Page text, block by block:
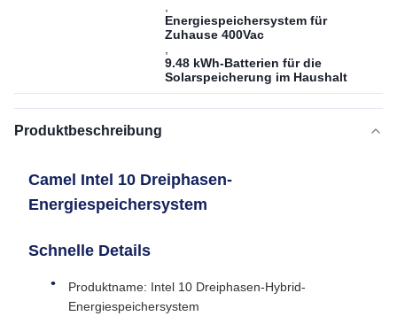
Energiespeichersystem für
Zuhause 400Vac
9.48 kWh-Batterien für die
Solarspeicherung im Haushalt
Produktbeschreibung
Camel Intel 10 Dreiphasen-
Energiespeichersystem
Schnelle Details
Produktname: Intel 10 Dreiphasen-Hybrid-
Energiespeichersystem